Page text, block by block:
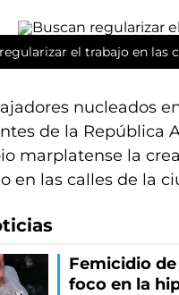
el trabajo en las
nucleados
de la República
marplatense la
en las calles de la
Femicidio
foco en la